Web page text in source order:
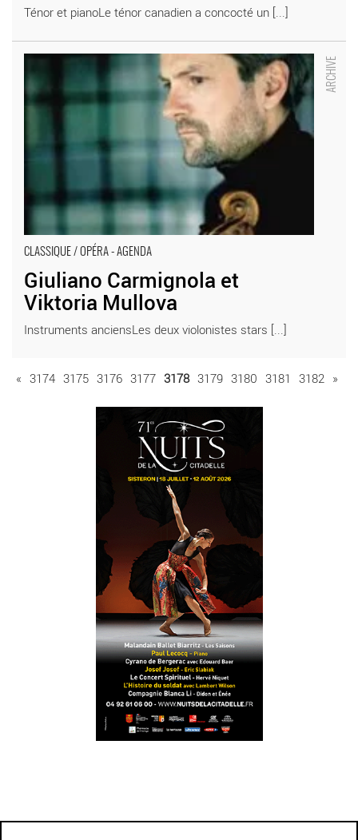
Ténor et pianoLe ténor canadien a concocté un [...]
CLASSIQUE / OPÉRA - AGENDA
Giuliano Carmignola et
Viktoria Mullova
Instruments anciensLes deux violonistes stars [...]
Giuliano Carmignola et Viktoria Mullova - Critique sortie
« 3174 3175 3176 3177 3178 3179 3180 3181 3182 »